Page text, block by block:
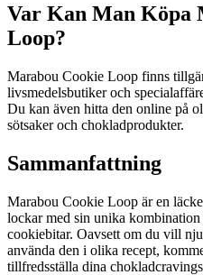
Var Kan Man Köpa
Loop?
Marabou Cookie Loop finns
livsmedelsbutiker och
Du kan även hitta den online på
sötsaker och chokladprodukter.
Sammanfattning
Marabou Cookie Loop är en
lockar med sin unika
cookiebitar. Oavsett om du vill
använda den i olika recept,
tillfredsställa dina